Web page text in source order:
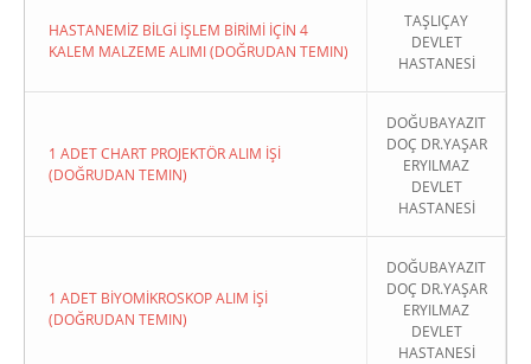
HASTANEMİZ BİLGİ İŞLEM BİRİMİ İÇİN 4
KALEM MALZEME ALIMI (DOĞRUDAN TEMIN)
TAŞLIÇAY
DEVLET
HASTANESİ
1 ADET CHART PROJEKTÖR ALIM İŞİ
(DOĞRUDAN TEMIN)
DOĞUBAYAZIT
DOÇ DR.YAŞAR
ERYILMAZ
DEVLET
HASTANESİ
1 ADET BİYOMİKROSKOP ALIM İŞİ
(DOĞRUDAN TEMIN)
DOĞUBAYAZIT
DOÇ DR.YAŞAR
ERYILMAZ
DEVLET
HASTANESİ